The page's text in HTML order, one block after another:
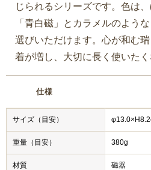
じられるシリーズです。色は
「青白磁」とカラメルのよう
選びいただけます。心が和む
着が増し、大切に長く使いた
仕様
サイズ（目安）
重量（目安） 380g
材質 磁器